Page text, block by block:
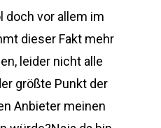
doch vor allem im
dieser Fakt mehr
leider nicht alle
größte Punkt der
Anbieter meinen